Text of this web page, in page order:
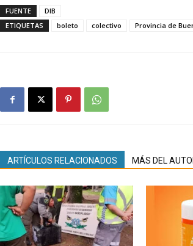
FUENTE
DIB
ETIQUETAS
boleto colectivo Provincia de
ARTÍCULOS RELACIONADOS MÁS DEL